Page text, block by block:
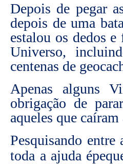
Depois de pegar
depois de uma
estalou os dedos e
Universo,
centenas de
Apenas alguns
obrigação de
aqueles que
Pesquisando entre
toda a ajuda é